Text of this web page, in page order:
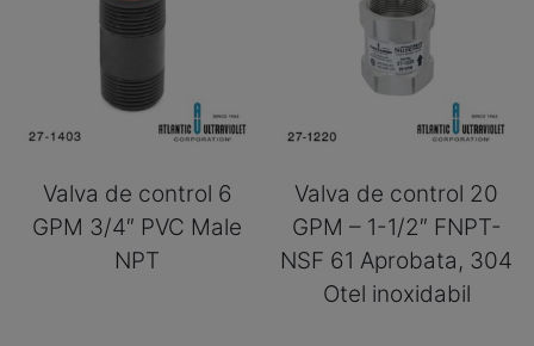
Valva de control 6
GPM 3/4″ PVC Male
NPT
Valva de control 20
GPM – 1-1/2″ FNPT-
NSF 61 Aprobata, 304
Otel inoxidabil